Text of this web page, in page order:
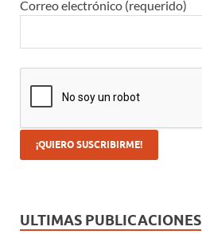
Correo electrónico (requerido)
ULTIMAS PUBLICACIONES